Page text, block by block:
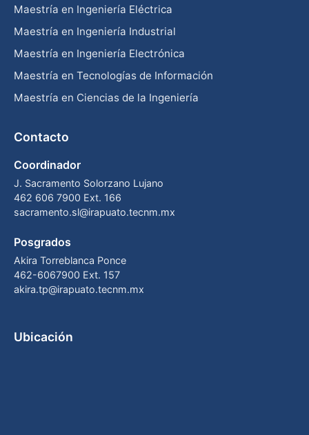
Maestría en Ingeniería Eléctrica
Maestría en Ingeniería Industrial
Maestría en Ingeniería Electrónica
Maestría en Tecnologías de Información
Maestría en Ciencias de la Ingeniería
Contacto
Coordinador
J. Sacramento Solorzano Lujano
462 606 7900 Ext. 166
sacramento.sl@irapuato.tecnm.mx
Posgrados
Akira Torreblanca Ponce
462-6067900 Ext. 157
akira.tp@irapuato.tecnm.mx
Ubicación